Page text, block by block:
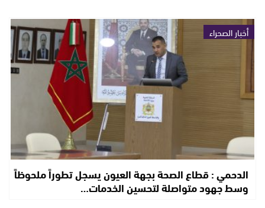
أخبار الصحراء
الدحمي : قطاع الصحة بجهة العيون يسجل تطوراً ملحوظاً
وسط جهود متواصلة لتحسين الخدمات…